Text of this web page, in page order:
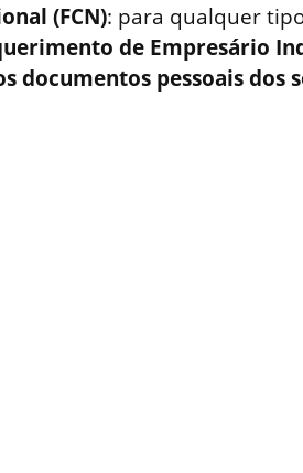
(FCN): para qualquer
de Empresário
documentos pessoais dos